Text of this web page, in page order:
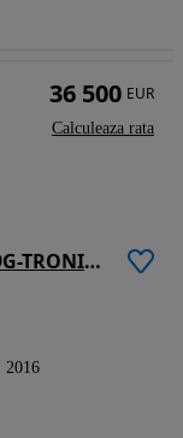
Mercedes-Benz GLE 350 d 4MATIC 9G-TRONIC AMG Line
2016
36 500 EUR
Calculeaza rata